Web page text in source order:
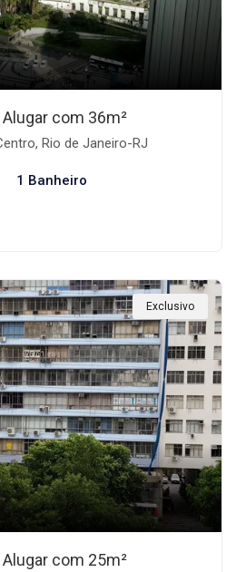
com 36m²
Rio de Janeiro-RJ
1 Banheiro
Exclusivo
com 25m²